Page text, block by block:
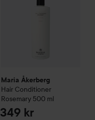
Maria Åkerberg
Hair Conditioner
Rosemary 500 ml
349 kr